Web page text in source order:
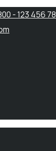
- 123 456 78